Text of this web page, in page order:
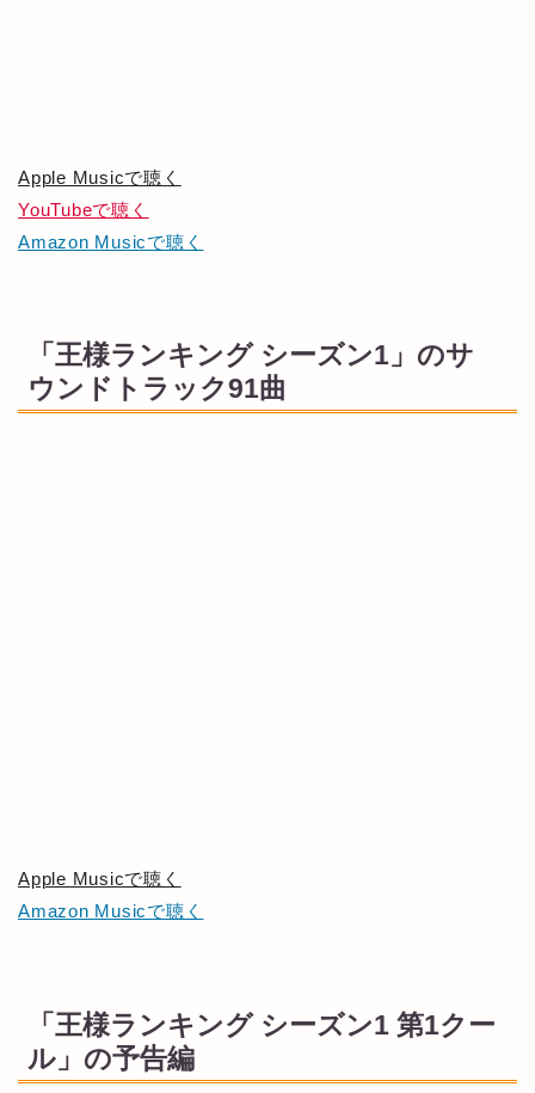
Apple Musicで聴く
YouTubeで聴く
Amazon Musicで聴く
「王様ランキング シーズン1」のサ
ウンドトラック91曲
Apple Musicで聴く
Amazon Musicで聴く
「王様ランキング シーズン1 第1クー
ル」の予告編